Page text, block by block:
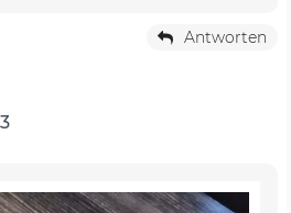
Antworten